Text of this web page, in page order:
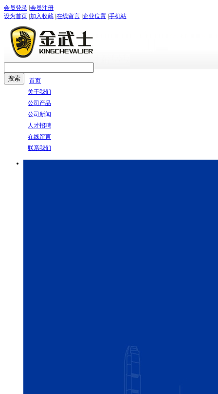
会员登录 会员注册
设为首页 加入收藏 在线留言 企业位置 手机站
首页
关于我们
公司产品
公司新闻
人才招聘
在线留言
联系我们